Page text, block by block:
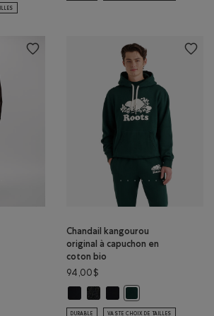
Couleur
FOSSILE Couleur
CAFÉ NOIR Couleur
Roam: GRIS CHINÉ FONCÉ Couleur
Chandail kangourou
original à capuchon en
coton bio
94,00$
Chandail kangourou original à
Chandail kangourou original
Chandail kangourou
DURABLE VASTE CHOIX DE TAILLES